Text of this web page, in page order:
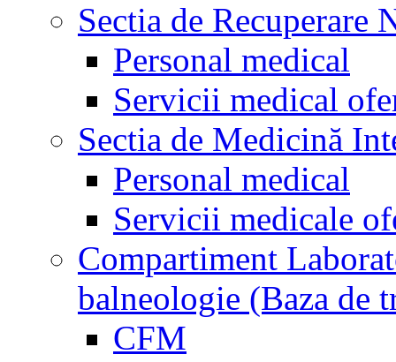
Sectia de Recuperare
Personal medical
Servicii medical
Sectia de Medicină
Personal medical
Servicii medicale
Compartiment
balneologie (Baza de
CFM